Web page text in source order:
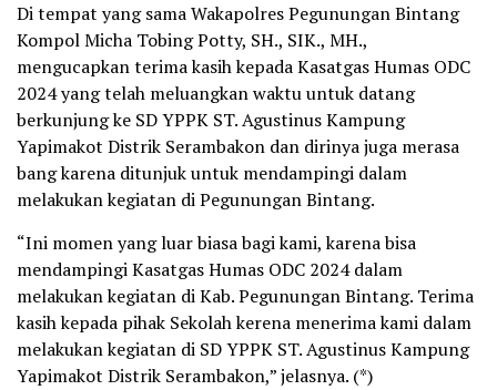
Di tempat yang sama Wakapolres Pegunungan Bintang
Kompol Micha Tobing Potty, SH., SIK., MH.,
mengucapkan terima kasih kepada Kasatgas Humas ODC
2024 yang telah meluangkan waktu untuk datang
berkunjung ke SD YPPK ST. Agustinus Kampung
Yapimakot Distrik Serambakon dan dirinya juga merasa
bang karena ditunjuk untuk mendampingi dalam
melakukan kegiatan di Pegunungan Bintang.
“Ini momen yang luar biasa bagi kami, karena bisa
mendampingi Kasatgas Humas ODC 2024 dalam
melakukan kegiatan di Kab. Pegunungan Bintang. Terima
kasih kepada pihak Sekolah kerena menerima kami dalam
melakukan kegiatan di SD YPPK ST. Agustinus Kampung
Yapimakot Distrik Serambakon,” jelasnya. (*)